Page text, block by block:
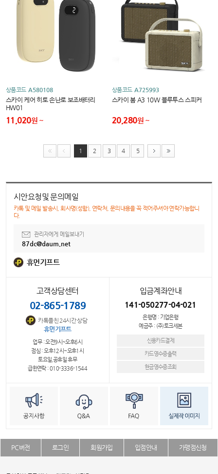
상품코드 A580108
스카이 케어 히토 손난로 보조배터리
HW01
11,020원
상품코드 A725993
스카이 붐 A3 10W 블루투스 스피커
20,280원
1 2 3 4 5
시안요청및 문의메일
카톡 및 메일 발송시, 회사명(성함), 연락처, 문의내용을 꼭 적어주셔야 연락가능합니
다.
관리자에게 메일보내기
87dc@daum.net
휴먼기프트
고객상담센터
02-865-1789
카톡플친 24시간 상담
휴먼기프트
업무 : 오전9시~오후6시
점심 : 오후12시~오후1시
토요일,공휴일 휴무
급한연락 : 010-3336-1544
입금계좌안내
141-050277-04-021
은행명 : 기업은행
예금주 : (주)토크세븐
신용카드결제
카드영수증출력
현금영수증조회
PC버전 로그인 회원가입 입점안내 가맹점신청